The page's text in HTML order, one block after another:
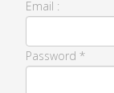
Email :
Password *